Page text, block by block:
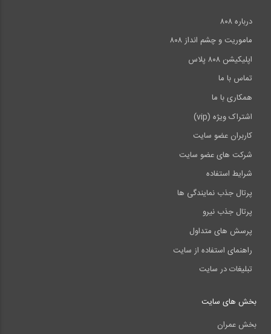
درباره ۸۰۸
ماموریت و چشم انداز ۸۰۸
اپلیکیشن ۸۰۸ پلاس
تماس با ما
همکاری با ما
اشتراک ویژه (vip)
کاربران عضو سایت
شرکت های عضو سایت
شرایط استفاده
پرتال جذب نمایندگی ها
پرتال جذب نیرو
پرسش های متداول
راهنمای استفاده از سایت
تبلیغات در سایت
بخش های سایت
بخش عمران